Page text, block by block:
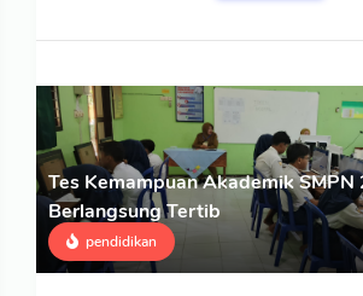
Tes Kemampuan Akademik SMPN
Berlangsung Tertib
pendidikan